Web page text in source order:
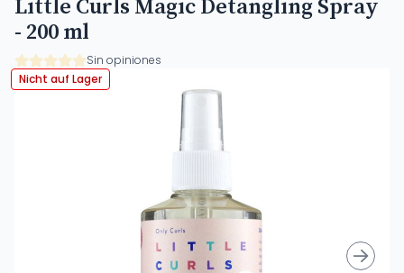
Little Curls Magic Detangling Spray
- 200 ml
Sin opiniones
Nicht auf Lager